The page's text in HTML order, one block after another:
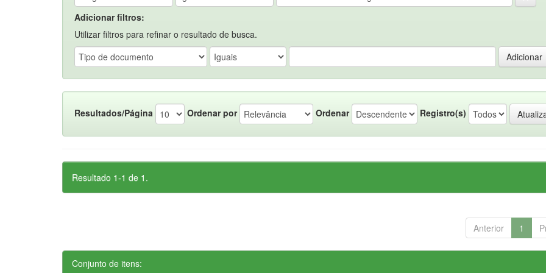
Adicionar filtros:
Utilizar filtros para refinar o resultado de busca.
Resultados/Página Ordenar por Ordenar Registro(s)
Resultado 1-1 de 1.
Anterior 1
Conjunto de itens: